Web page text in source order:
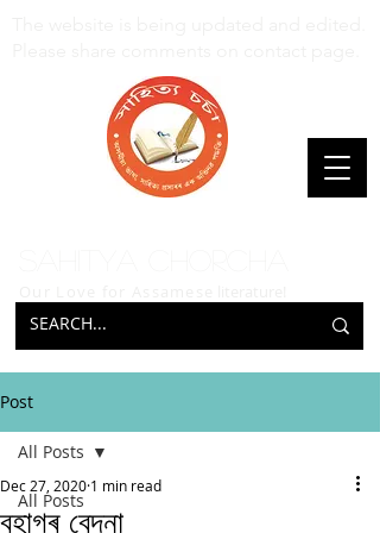
Post
All Posts
All Posts
বহাগৰ বেদনা
Dec 27, 2020 1 min read